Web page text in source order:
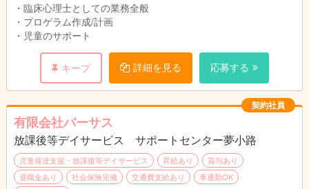
・臨床心理士としての業務全般
・プロゲラム作成/計画
・児童のサポート
キープ 詳細を見る 応募する
契約社員
有限会社バーサス
放課後等デイサービス サポートセンター夢小路
児童発達支援・放課後等デイサービス 昇給あり
賞与あり
退職金あり
社会保険完備 交通費支給あり
車通勤OK